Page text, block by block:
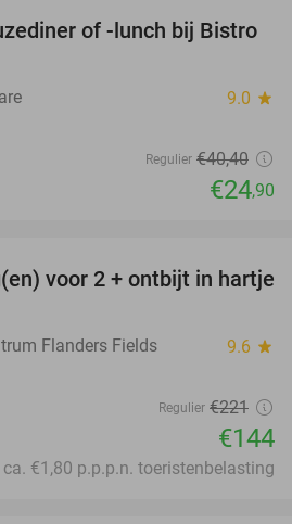
38%
of -lunch bij Bistro
9.0 star
Regulier €40,40
€24,90
35%
voor 2 + ontbijt in hartje
Flanders Fields 9.6 star
Regulier €221
€144
ca. €1,80 p.p.p.n. toeristenbelasting